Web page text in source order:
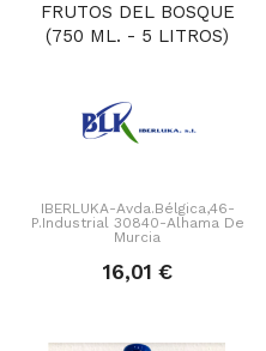
FRUTOS DEL BOSQUE
(750 ML. - 5 LITROS)
IBERLUKA-Avda.Bélgica,46-
P.Industrial 30840-Alhama De
Murcia
16,01 €